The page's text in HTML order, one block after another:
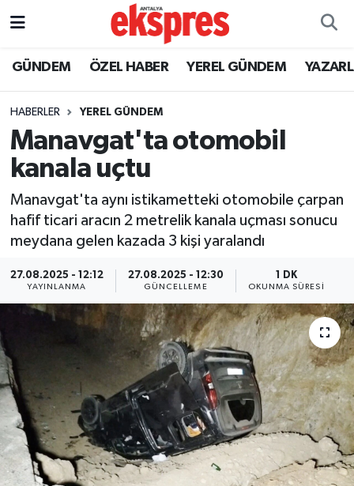
GÜNDEM ÖZEL HABER YEREL GÜNDEM
HABERLER YEREL GÜNDEM
Manavgat'ta otomobil
kanala uçtu
Manavgat'ta aynı istikametteki otomobile çarpan
hafif ticari aracın 2 metrelik kanala uçması sonucu
meydana gelen kazada 3 kişi yaralandı
27.08.2025 - 12:12
YAYINLANMA
27.08.2025 - 12:30
GÜNCELLEME
1 DK
OKUNMA SÜRESI
ÖZEL HABER
YEREL GÜNDEM
EKONOMİ
KÜLTÜR - SANAT
SİYASET
DÜNYA
EĞİTİM
TURİZM
Nöbetçi Eczaneler
Trafik Durumu
Süper Lig Puan Durumu ve Fikstür
Tüm Manşetler
Haber Arşivi